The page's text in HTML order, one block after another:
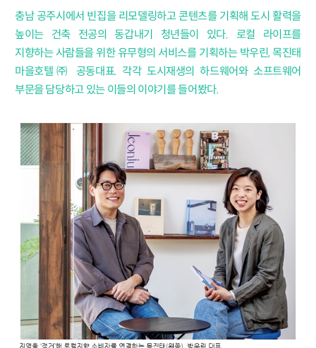
충남 공주시에서 빈집을 리모델링하고 콘텐츠를 기획해 도시 활력을
높이는 건축 전공의 동갑내기 청년들이 있다. 로컬 라이프를
지향하는 사람들을 위한 유무형의 서비스를 기획하는 박우린, 목진태
마을호텔㈜ 공동대표. 각각 도시재생의 하드웨어와 소프트웨어
부문을 담당하고 있는 이들의 이야기를 들어봤다.